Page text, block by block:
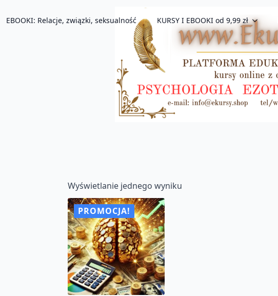
EBOOKI: Relacje, związki, seksualność KURSY I EBOOKI od 9,99 zł
Wyświetlanie jednego wyniku
PROMOCJA!